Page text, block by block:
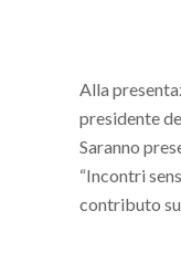
Alla
presidente
Saranno
“Incontri
contributo